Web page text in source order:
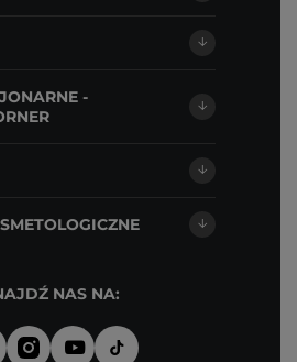
-
NAS NA: